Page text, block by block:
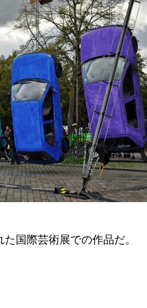
国際芸術展での作品だ。